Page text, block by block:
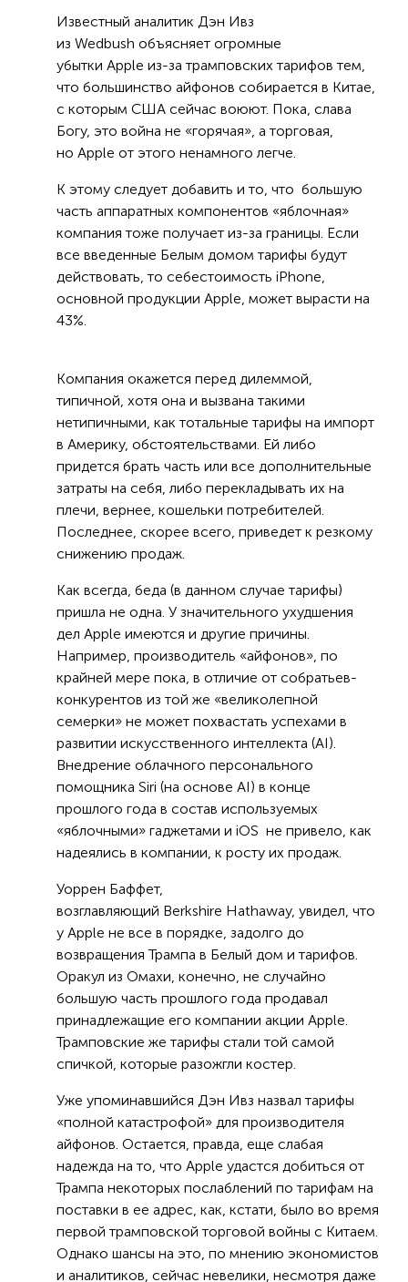
Известный аналитик Дэн Ивз
из Wedbush объясняет огромные
убытки Apple из-за трамповских тарифов тем,
что большинство айфонов собирается в Китае,
с которым США сейчас воюют. Пока, слава
Богу, это война не «горячая», а торговая,
но Apple от этого ненамного легче.
К этому следует добавить и то, что большую
часть аппаратных компонентов «яблочная»
компания тоже получает из-за границы. Если
все введенные Белым домом тарифы будут
действовать, то себестоимость iPhone,
основной продукции Apple, может вырасти на
43%.
Компания окажется перед дилеммой,
типичной, хотя она и вызвана такими
нетипичными, как тотальные тарифы на импорт
в Америку, обстоятельствами. Ей либо
придется брать часть или все дополнительные
затраты на себя, либо перекладывать их на
плечи, вернее, кошельки потребителей.
Последнее, скорее всего, приведет к резкому
снижению продаж.
Как всегда, беда (в данном случае тарифы)
пришла не одна. У значительного ухудшения
дел Apple имеются и другие причины.
Например, производитель «айфонов», по
крайней мере пока, в отличие от собратьев-
конкурентов из той же «великолепной
семерки» не может похвастать успехами в
развитии искусственного интеллекта (AI).
Внедрение облачного персонального
помощника Siri (на основе AI) в конце
прошлого года в состав используемых
«яблочными» гаджетами и iOS не привело, как
надеялись в компании, к росту их продаж.
Уоррен Баффет,
возглавляющий Berkshire Hathaway, увидел, что
у Apple не все в порядке, задолго до
возвращения Трампа в Белый дом и тарифов.
Оракул из Омахи, конечно, не случайно
большую часть прошлого года продавал
принадлежащие его компании акции Apple.
Трамповские же тарифы стали той самой
спичкой, которые разожгли костер.
Уже упоминавшийся Дэн Ивз назвал тарифы
«полной катастрофой» для производителя
айфонов. Остается, правда, еще слабая
надежда на то, что Apple удастся добиться от
Трампа некоторых послаблений по тарифам на
поставки в ее адрес, как, кстати, было во время
первой трамповской торговой войны с Китаем.
Однако шансы на это, по мнению экономистов
и аналитиков, сейчас невелики, несмотря даже